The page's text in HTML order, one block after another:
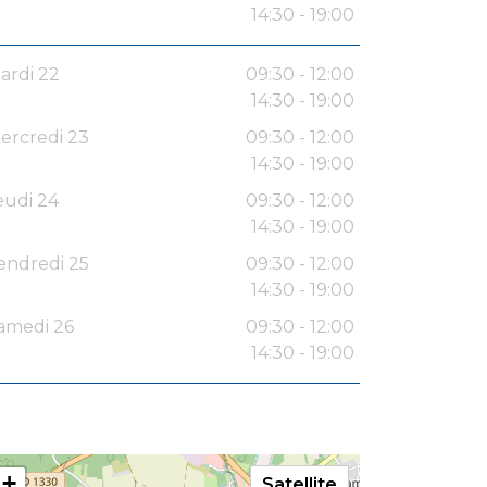
14:30 - 19:00
22
09:30 - 12:00
14:30 - 19:00
23
09:30 - 12:00
14:30 - 19:00
24
09:30 - 12:00
14:30 - 19:00
25
09:30 - 12:00
14:30 - 19:00
26
09:30 - 12:00
14:30 - 19:00